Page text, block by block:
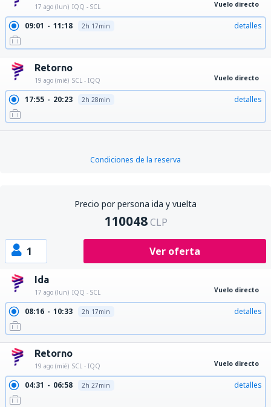
17 ago (lun) IQQ - SCL Vuelo directo
09:01 11:18 2h 17min detalles
Retorno
19 ago (mié) SCL - IQQ Vuelo directo
17:55 20:23 2h 28min detalles
Condiciones de la reserva
Precio por persona ida y vuelta
110048 CLP
1 Ver oferta
Ida
17 ago (lun) IQQ - SCL Vuelo directo
08:16 10:33 2h 17min detalles
Retorno
19 ago (mié) SCL - IQQ Vuelo directo
04:31 06:58 2h 27min detalles